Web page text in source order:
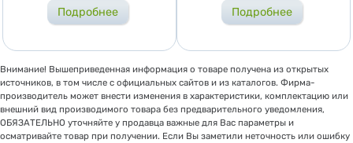
Подробнее
Подробнее
Внимание! Вышеприведенная информация о товаре получена из открытых
источников, в том числе с официальных сайтов и из каталогов. Фирма-
производитель может внести изменения в характеристики, комплектацию или
внешний вид производимого товара без предварительного уведомления,
ОБЯЗАТЕЛЬНО уточняйте у продавца важные для Вас параметры и
осматривайте товар при получении. Если Вы заметили неточность или ошибку